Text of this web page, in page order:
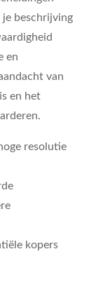
je beschrijving
en
van
en het
resolutie
kopers